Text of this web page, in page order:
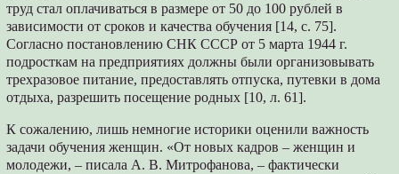
труд стал оплачиваться в размере от 50 до 100 рублей в
зависимости от сроков и качества обучения [14, с. 75].
Согласно постановлению СНК СССР от 5 марта 1944 г.
подросткам на предприятиях должны были организовывать
трехразовое питание, предоставлять отпуска, путевки в дома
отдыха, разрешить посещение родных [10, л. 61].
К сожалению, лишь немногие историки оценили важность
задачи обучения женщин. «От новых кадров – женщин и
молодежи, – писала А. В. Митрофанова, – фактически